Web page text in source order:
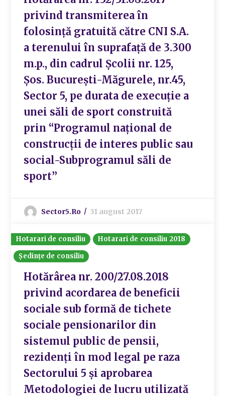
privind transmiterea în
folosință gratuită către CNI S.A.
a terenului în suprafață de 3.300
m.p., din cadrul Școlii nr. 125,
Șos. București-Măgurele, nr.45,
Sector 5, pe durata de execuție a
unei săli de sport construită
prin “Programul național de
construcții de interes public sau
social-Subprogramul săli de
sport”
Sector5.ro 31 august 2017
Hotarari de consiliu
Hotarari de consiliu 2018
Ședințe de consiliu
Hotărârea nr. 200/27.08.2018
privind acordarea de beneficii
sociale sub formă de tichete
sociale pensionarilor din
sistemul public de pensii,
rezidenți în mod legal pe raza
Sectorului 5 și aprobarea
Metodologiei de lucru utilizată